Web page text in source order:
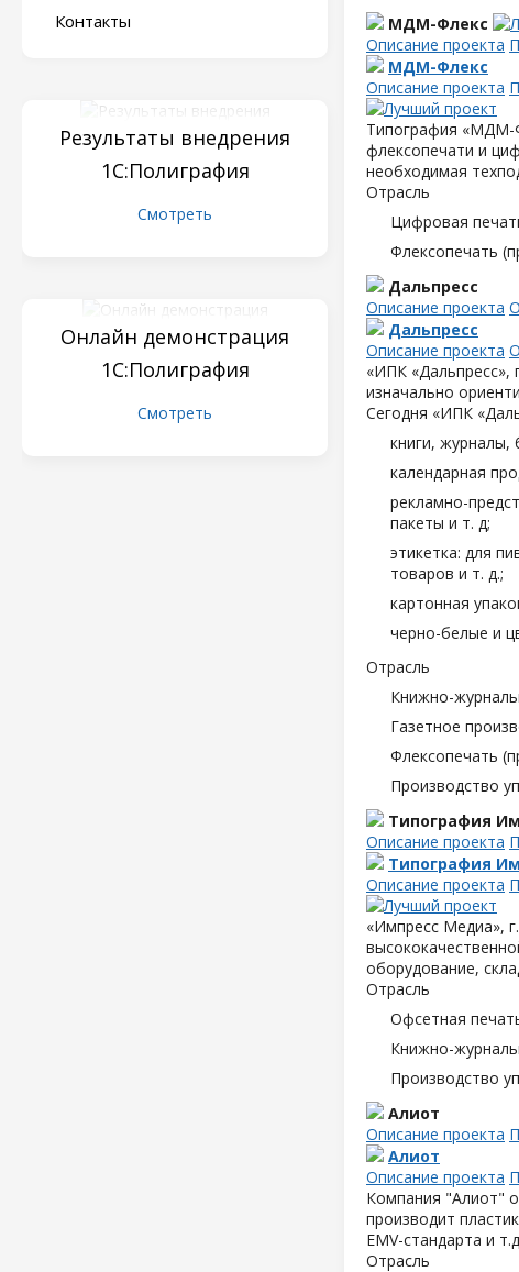
Контакты
Результаты внедрения
1С:Полиграфия
Смотреть
Онлайн демонстрация
1С:Полиграфия
Смотреть
МДМ-Флекс
Описание проекта
МДМ-Флекс
Описание проекта
Типография «МДМ-
флексопечати и
необходимая
Отрасль
Цифровая
Флексопечать
Дальпресс
Описание проекта
Дальпресс
Описание проекта
«ИПК «Дальпресс»,
изначально
Сегодня «ИПК
книги,
календарная
рекламно-
пакеты и т. д;
этикетка: для
товаров и т. д.;
картонная
черно-белые и
Отрасль
Книжно-
Газетное
Флексопечать
Производство
Типография
Описание проекта
Типография
Описание проекта
«Импресс Медиа»,
оборудование,
Отрасль
Офсетная
Книжно-
Производство
Алиот
Описание проекта
Алиот
Описание проекта
Компания "Алиот"
производит
EMV-стандарта и
Отрасль